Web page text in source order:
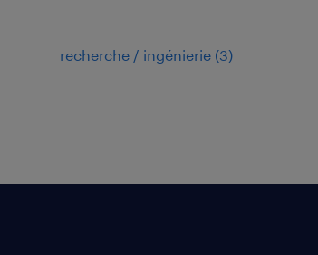
recherche / ingénierie (3)